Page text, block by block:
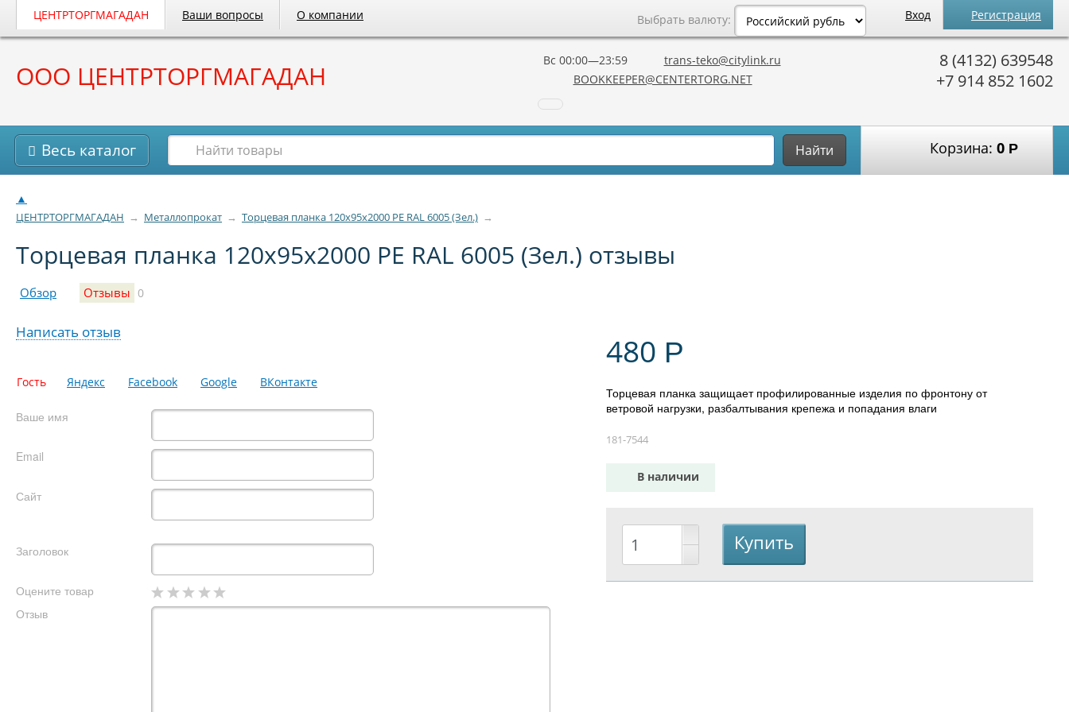
ЦЕНТРТОРГМАГАДАН Ваши вопросы О компании Вход Регистрация
Выбрать валюту:
ООО ЦЕНТРТОРГМАГАДАН
8 (4132) 639548
+7 914 852 1602
Вс 00:00—23:59
trans-teko@citylink.ru
BOOKKEEPER@CENTERTORG.NET
Корзина: 0 Р
Весь каталог Найти
▲
ЦЕНТРТОРГМАГАДАН → Металлопрокат → Торцевая планка 120х95х2000 РЕ RAL 6005 (Зел.) →
Торцевая планка 120х95х2000 РЕ RAL 6005 (Зел.) отзывы
Обзор Отзывы 0
480 Р
Торцевая планка защищает профилированные изделия по фронтону от
ветровой нагрузки, разбалтывания крепежа и попадания влаги
181-7544
В наличии
Написать отзыв
Гость Яндекс Facebook Google ВКонтакте
Ваше имя
Email
Сайт
Заголовок
Оцените товар
Отзыв